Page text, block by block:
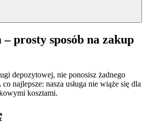
prosty sposób na zakup
depozytowej, nie ponosisz żadnego
najlepsze: nasza usługa nie wiąże się dla
kosztami.